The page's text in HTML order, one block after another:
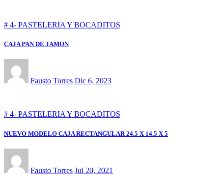
# 4- PASTELERIA Y BOCADITOS
CAJA PAN DE JAMON
Fausto Torres Dic 6, 2023
# 4- PASTELERIA Y BOCADITOS
NUEVO MODELO CAJA RECTANGULAR 24.5 X 14.5 X 5
Fausto Torres Jul 20, 2021